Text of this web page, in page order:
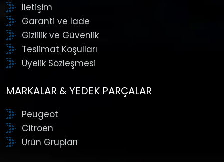
İletişim
Garanti ve İade
Gizlilik ve Güvenlik
Teslimat Koşulları
Üyelik Sözleşmesi
MARKALAR & YEDEK PARÇALAR
Peugeot
Citroen
Ürün Grupları